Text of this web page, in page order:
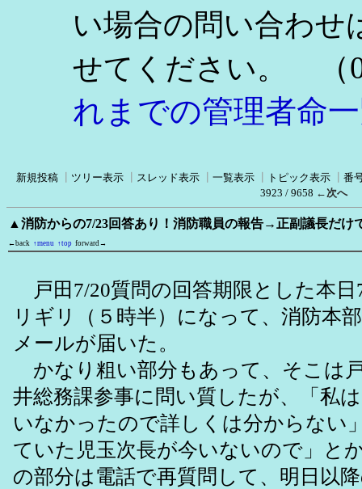
い場合の問い合わせ
せてください。
（
れまでの管理者命
新規投稿 ツリー表示 スレッド表示 一覧表示 トピック表示
番
3923 / 9658 ←次へ
▲消防からの7/23回答あり！消防職員の報告→正副議長だけ
←back ↑menu ↑top forward→
戸田7/20質問の回答期限とした本日
リギリ（５時半）になって、消防本
メールが届いた。
かなり粗い部分もあって、そこは
井総務課参事に問い質したが、「私
いなかったので詳しくは分からない
ていた児玉次長が今いないので」と
の部分は電話で再質問して、明日以